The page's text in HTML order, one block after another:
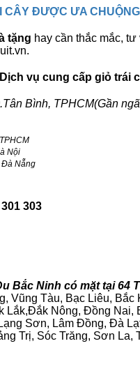
CÂY ĐƯỢC ƯA CHUỘNG
tặng hay cần thắc mắc,
vụ cung cấp giỏ trái
Bình, TPHCM(Gần
Nội
Đà Nẵng
303
Bắc Ninh có mặt tại 64
Vũng Tàu, Bạc Liêu,
Nông, Đồng Nai,
Sơn, Lâm Đồng, Đà
Trị, Sóc Trăng, Sơn